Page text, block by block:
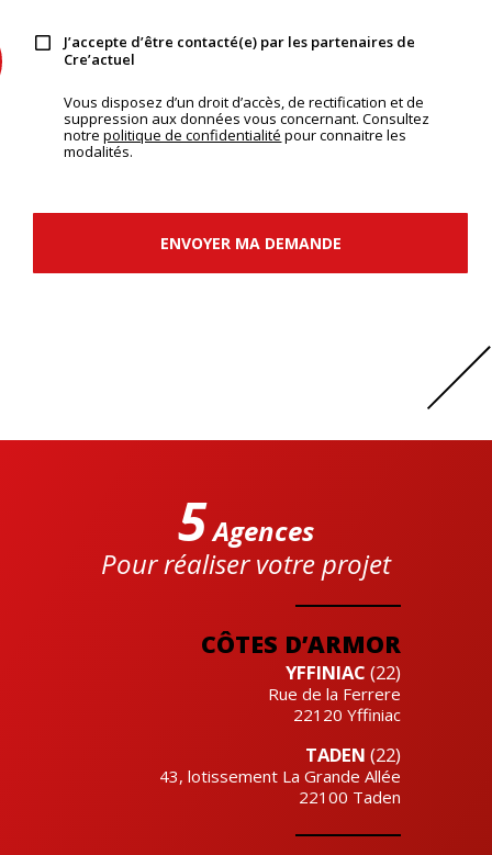
J’accepte d’être contacté(e) par les partenaires de
Cre’actuel
Vous disposez d’un droit d’accès, de rectification et de
suppression aux données vous concernant. Consultez
notrepolitique de confidentialité pour connaitre les
modalités.
ENVOYER MA DEMANDE
CÔTES D’ARMOR
YFFINIAC (22)
Rue de la Ferrere
22120 Yffiniac
TADEN (22)
43, lotissement La Grande Allée
22100 Taden
5Agences
Pour réaliser votre projet